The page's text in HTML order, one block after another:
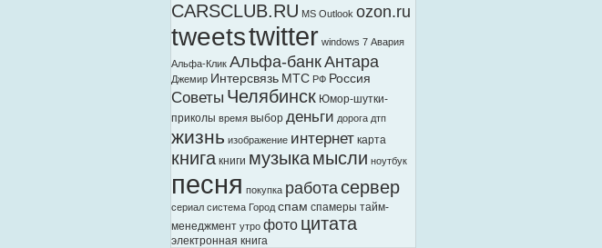
CARSCLUB.RU MS Outlook ozon.ru
tweetstwitter windows 7 Авария
Альфа-Клик Альфа-банкАнтара
Джемир Интерсвязь МТС РФ Россия
Советы Челябинск Юмор-шутки-
приколы время выбор деньги дорога дтп
жизнь изображение интернет карта
книга книги музыкамысли ноутбук
песня покупка работасервер
сериал система Город спам спамеры тайм-
менеджмент утро фото цитата
электронная книга